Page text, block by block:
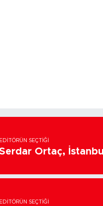
EDITÖRÜN SEÇTIĞI
Ortaç,
EDITÖRÜN SEÇTIĞI